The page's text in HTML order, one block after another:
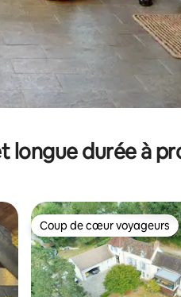
longue durée à
Coup de cœur voyageurs
Coup de cœur voyageurs